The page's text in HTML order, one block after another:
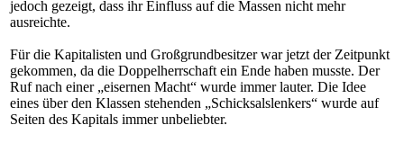
jedoch gezeigt, dass ihr Einfluss auf die Massen nicht mehr
ausreichte.
Für die Kapitalisten und Großgrundbesitzer war jetzt der Zeitpunkt
gekommen, da die Doppelherrschaft ein Ende haben musste. Der
Ruf nach einer „eisernen Macht“ wurde immer lauter. Die Idee
eines über den Klassen stehenden „Schicksalslenkers“ wurde auf
Seiten des Kapitals immer unbeliebter.